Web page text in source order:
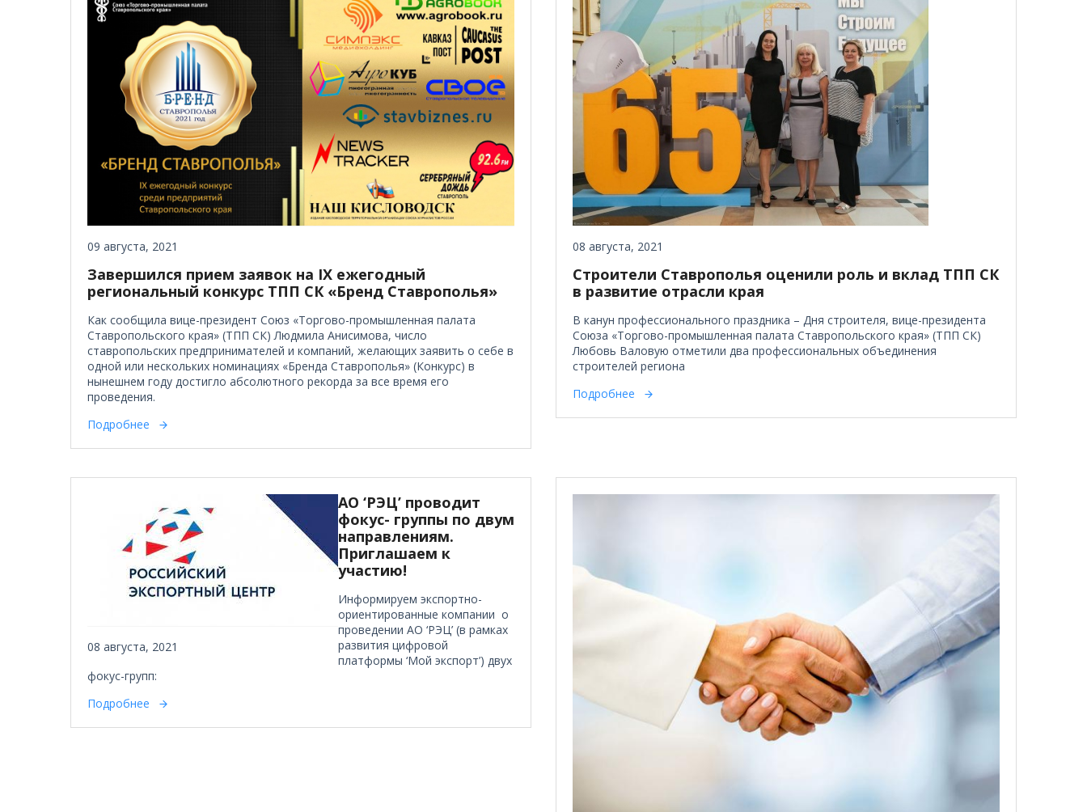
09 августа, 2021
Завершился прием заявок на IX ежегодный
региональный конкурс ТПП СК «Бренд Ставрополья»
Как сообщила вице-президент Союз «Торгово-промышленная палата
Ставропольского края» (ТПП СК) Людмила Анисимова, число
ставропольских предпринимателей и компаний, желающих заявить о себе в
одной или нескольких номинациях «Бренда Ставрополья» (Конкурс) в
нынешнем году достигло абсолютного рекорда за все время его
проведения.
Подробнее
08 августа, 2021
Строители Ставрополья оценили роль и вклад ТПП СК
в развитие отрасли края
В канун профессионального праздника – Дня строителя, вице-президента
Союза «Торгово-промышленная палата Ставропольского края» (ТПП СК)
Любовь Валовую отметили два профессиональных объединения
строителей региона
Подробнее
08 августа, 2021
АО ‘РЭЦ’ проводит
фокус- группы по двум
направлениям.
Приглашаем к
участию!
Информируем экспортно-
ориентированные компании о
проведении АО ‘РЭЦ’ (в рамках
развития цифровой
платформы ‘Мой экспорт’) двух
фокус-групп:
Подробнее